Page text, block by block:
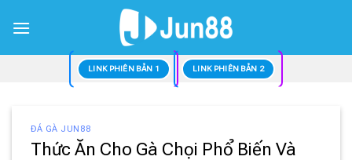
qua
LINK PHIÊN BẢN 1 LINK PHIÊN BẢN 2
ĐÁ GÀ JUN88
Thức Ăn Cho Gà Chọi Phổ Biến Và